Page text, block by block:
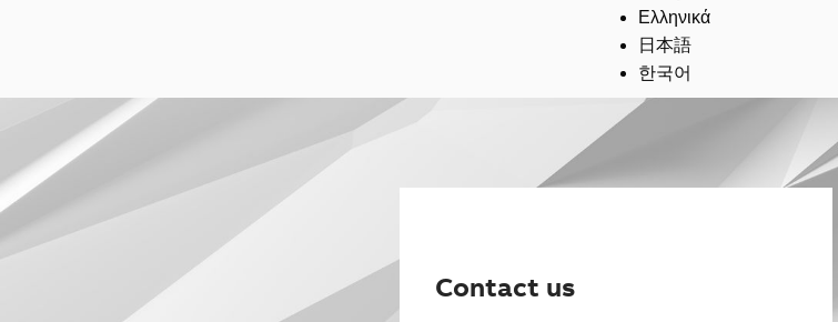
Ελληνικά
日本語
한국어
Contact us